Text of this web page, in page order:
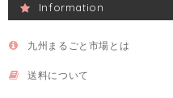
Information
九州まるごと市場とは
送料について